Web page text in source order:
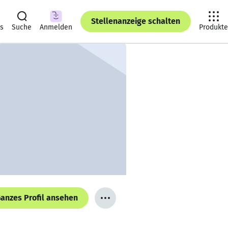
Suche Anmelden
Stellenanzeige schalten
Produkte
Profil ansehen